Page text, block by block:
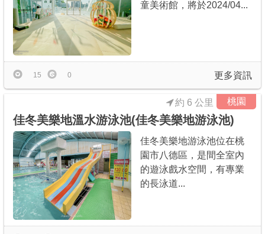
童美術館，將於2024/04...
更多資訊
15 0
桃園
佳冬美樂地溫水游泳池(佳冬美樂地游泳池)
約 6 公里
佳冬美樂地游泳池位在桃
園市八德區，是間全室內
的遊泳戲水空間，有專業
的長泳道...